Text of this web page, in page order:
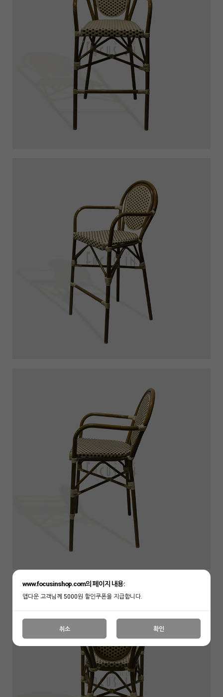
www.focusinshop.com의 페이지 내용:
앱다운 고객님께 5000원 할인쿠폰을 지급합니다.
취소 확인